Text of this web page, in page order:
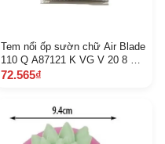
Tem nổi ốp sườn chữ Air Blade
110 Q A87121 K VG V 20 8 B 4
G
72.565₫